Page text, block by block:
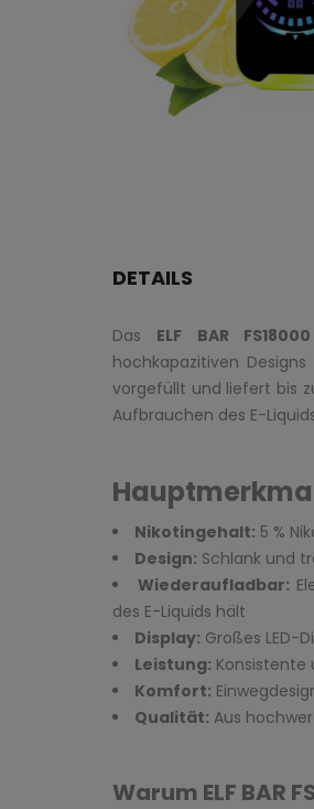
DETAILS
Das ELF BAR
hochkapazitiven
vorgefüllt und liefert bis
Aufbrauchen des E-
Nikotingehalt: 5 %
Design: Schlank und
Wiederaufladbar:
des E-Liquids hält
Display: Großes LED-
Leistung:
Komfort:
Qualität: Aus
Warum ELF BAR